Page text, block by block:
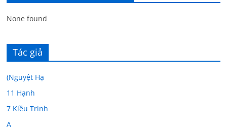
None found
Tác giả
(Nguyệt Hạ
11 Hạnh
7 Kiều Trinh
A